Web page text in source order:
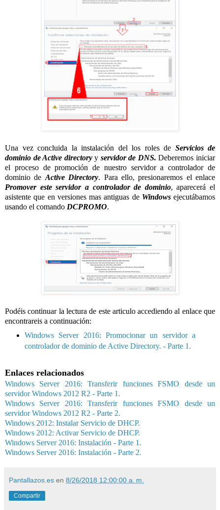
Una vez concluida la instalación del los roles de Servicios de
dominio de Active directoryy servidor de DNS. Deberemos iniciar
el proceso de promoción de nuestro servidor a controlador de
dominio de Active Directory. Para ello, presionaremos el enlace
Promover este servidor a controlador de dominio, aparecerá el
asistente que en versiones mas antiguas de Windows ejecutábamos
usando el comando DCPROMO.
Podéis continuar la lectura de este articulo accediendo al enlace que
encontrareis a continuación:
Windows Server 2016: Promocionar un servidor a
controlador de dominio de Active Directory. - Parte 1.
Enlaces relacionados
Windows Server 2016: Transferir funciones FSMO desde un
servidor Windows 2012 R2 - Parte 1.
Windows Server 2016: Transferir funciones FSMO desde un
servidor Windows 2012 R2 - Parte 2.
Windows 2012: Instalar Servicio de DHCP.
Windows 2012: Activar Servicio de DHCP.
Windows Server 2016: Instalación - Parte 1.
Windows Server 2016: Instalación - Parte 2.
Pantallazos.es en 8/26/2018 12:00:00 a. m.
Compartir